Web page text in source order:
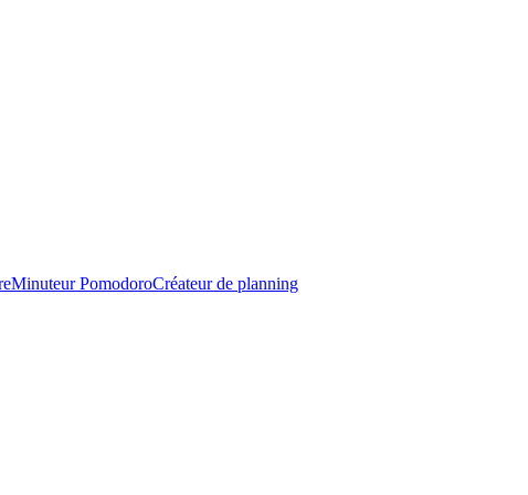
Minuteur PomodoroCréateur de planning